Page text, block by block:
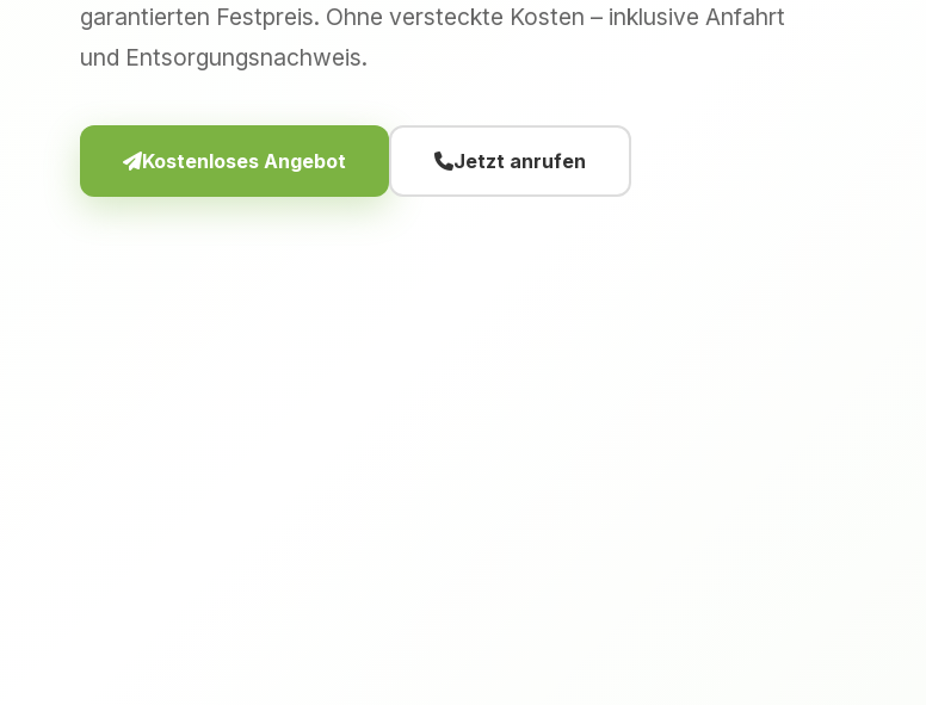
garantierten Festpreis. Ohne versteckte Kosten – inklusive Anfahrt
und Entsorgungsnachweis.
Kostenloses Angebot Jetzt anrufen